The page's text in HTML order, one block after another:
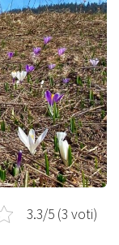
3.3/5 (3 voti)